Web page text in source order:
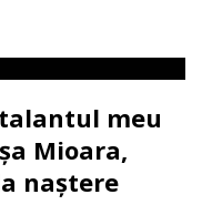
meu
Mioara,
naștere